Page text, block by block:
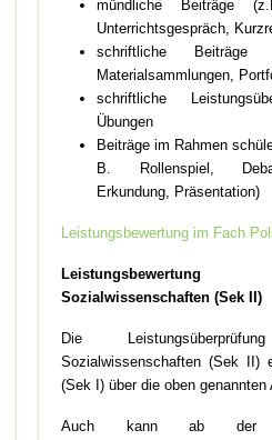
mündliche Beiträge
Unterrichtsgespräch,
schriftliche Beiträge
Materialsammlungen,
schriftliche
Übungen
Beiträge im Rahmen
B. Rollenspiel,
Erkundung, Präsentation)
Leistungsbewertung im Fach
Sozialwissenschaften (Sek II)
Die
Sozialwissenschaften (Sek II)
(Sek I) über die oben genannten
Auch kann ab der